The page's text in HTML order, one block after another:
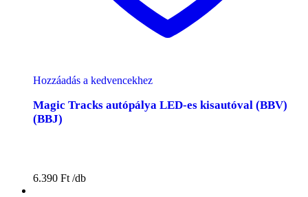
Hozzáadás a kedvencekhez
Magic Tracks autópálya LED-es kisautóval (BBV)
(BBJ)
6.390 Ft